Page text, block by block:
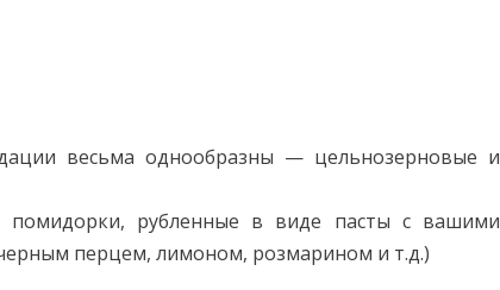
весьма однообразны — цельнозерновые и
рубленные в виде пасты с вашими
перцем, лимоном, розмарином и т.д.)